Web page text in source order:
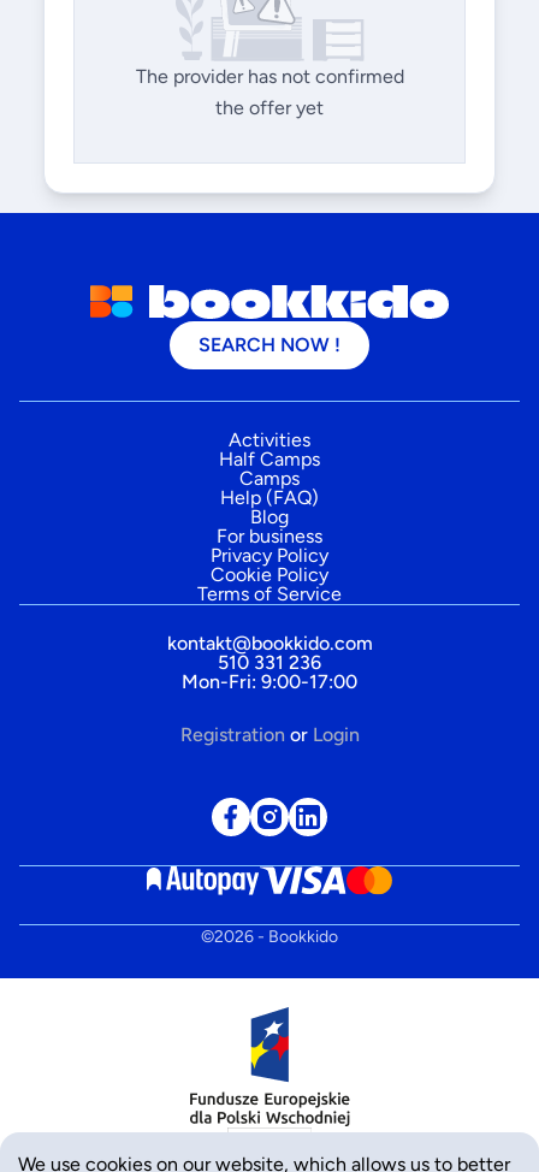
The provider has not confirmed
the offer yet
SEARCH NOW !
Activities
Half Camps
Camps
Help (FAQ)
Blog
For business
Privacy Policy
Cookie Policy
Terms of Service
kontakt@bookkido.com
510 331 236
Mon-Fri: 9:00-17:00
Registration or Login
©2026- Bookkido
We use cookies on our website, which allows us to better